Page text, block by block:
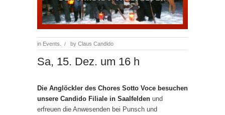
in Events. / by Claus Candido
Sa, 15. Dez. um 16 h
Die Anglöckler des Chores Sotto Voce besuchen
unsere Candido Filiale in Saalfelden und
erfreuen die Anwesenden bei Punsch und